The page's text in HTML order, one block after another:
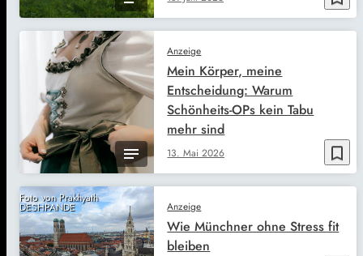
bookmark_border
Anzeige
13. Mai 2026
Mein Körper, meine
Entscheidung: Warum
Schönheits-OPs kein Tabu
mehr sind
Foto von Prakhyath
DESHPANDE Anzeige
Wie Münchner ohne Stress fit
bleiben